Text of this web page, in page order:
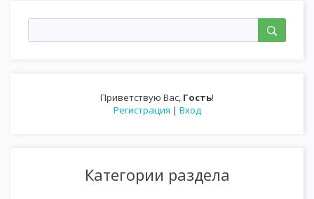
Приветствую Вас, Гость!
Регистрация | Вход
Категории раздела